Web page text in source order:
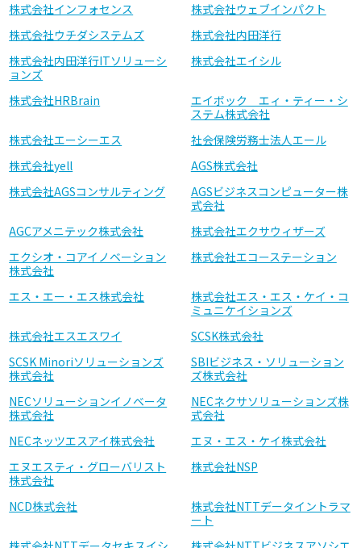
株式会社インフォセンス
株式会社ウェブインパクト
株式会社ウチダシステムズ
株式会社内田洋行
株式会社内田洋行ITソリューシ
ョンズ
株式会社エイシル
株式会社HRBrain
エイボック エィ・ティー・シ
ステム株式会社
株式会社エーシーエス
社会保険労務士法人エール
株式会社yell
AGS株式会社
株式会社AGSコンサルティング
AGSビジネスコンピューター株
式会社
AGCアメニテック株式会社
株式会社エクサウィザーズ
エクシオ・コアイノベーション
株式会社
株式会社エコーステーション
エス・エー・エス株式会社
株式会社エス・エス・ケイ・コ
ミュニケイションズ
株式会社エスエスワイ
SCSK株式会社
SCSK Minoriソリューションズ
株式会社
SBIビジネス・ソリューション
ズ株式会社
NECソリューションイノベータ
株式会社
NECネクサソリューションズ株
式会社
NECネッツエスアイ株式会社
エヌ・エス・ケイ株式会社
エヌエスティ・グローバリスト
株式会社
株式会社NSP
NCD株式会社
株式会社NTTデータイントラマ
ート